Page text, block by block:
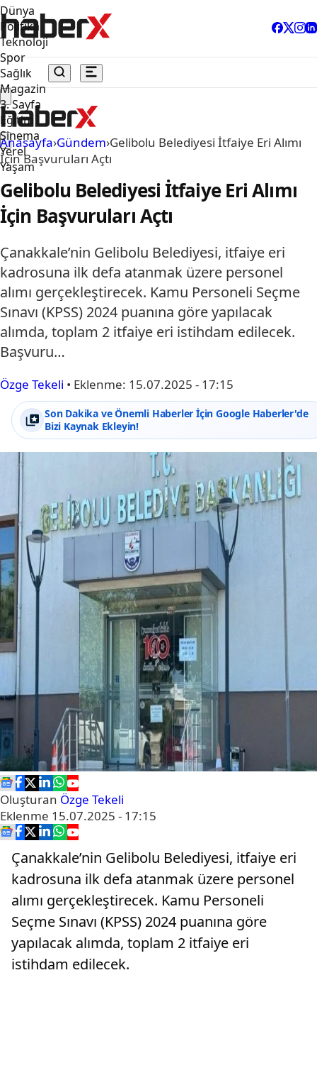
Dünya
Politika
Teknoloji
Spor
Sağlık
Magazin
3. Sayfa
Eğitim
Sinema
Yerel
Yaşam
Anasayfa›Gündem›Gelibolu Belediyesi İtfaiye Eri Alımı
İçin Başvuruları Açtı
Gelibolu Belediyesi İtfaiye Eri Alımı
İçin Başvuruları Açtı
Çanakkale’nin Gelibolu Belediyesi, itfaiye eri
kadrosuna ilk defa atanmak üzere personel
alımı gerçekleştirecek. Kamu Personeli Seçme
Sınavı (KPSS) 2024 puanına göre yapılacak
alımda, toplam 2 itfaiye eri istihdam edilecek.
Başvuru…
Özge Tekeli • Eklenme: 15.07.2025 - 17:15
Son Dakika ve Önemli Haberler İçin Google Haberler'de
Bizi Kaynak Ekleyin!
Oluşturan Özge Tekeli
Eklenme 15.07.2025 - 17:15
Çanakkale’nin Gelibolu Belediyesi, itfaiye eri
kadrosuna ilk defa atanmak üzere personel
alımı gerçekleştirecek. Kamu Personeli
Seçme Sınavı (KPSS) 2024 puanına göre
yapılacak alımda, toplam 2 itfaiye eri
istihdam edilecek.